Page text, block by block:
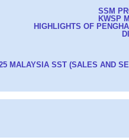
SSM
KWSP
HIGHLIGHTS OF
MALAYSIA SST (SALES AND